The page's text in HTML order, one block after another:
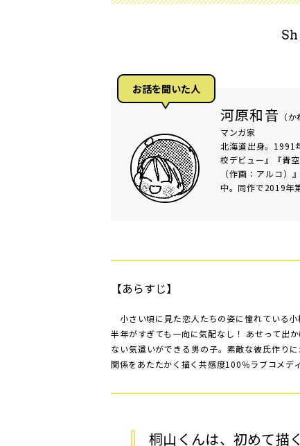
お話を聞いた⼈
河原和音 （
マンガ家
北海道出身。1991
校デビュー』『青
（作画：アルコ
中。同作で2019年
【あらすじ】
小さい頃に見た恋人たちの姿に憧れている
半年がすぎても一向に気配なし！ あせって出
ない気遣いができる男の子。素敵な彼氏作り
関係をあたたかく描く共感度100％ラブコメディ
桐山くんは、初めて描